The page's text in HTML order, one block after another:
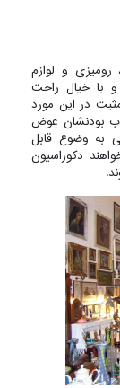
و لوازم
با خیال راحت
مثبت در این مورد
بودنشان عوض
به وضوع قابل
دکوراسیون